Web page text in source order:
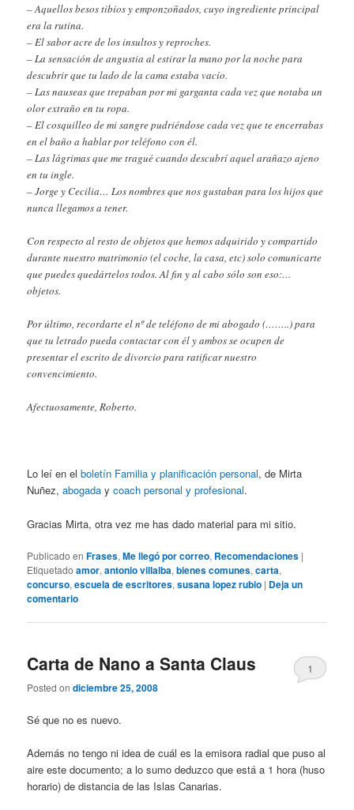
– Aquellos besos tibios y emponzoñados, cuyo ingrediente principal
era la rutina.
– El sabor acre de los insultos y reproches.
– La sensación de angustia al estirar la mano por la noche para
descubrir que tu lado de la cama estaba vacío.
– Las nauseas que trepaban por mi garganta cada vez que notaba un
olor extraño en tu ropa.
– El cosquilleo de mi sangre pudriéndose cada vez que te encerrabas
en el baño a hablar por teléfono con él.
– Las lágrimas que me tragué cuando descubrí aquel arañazo ajeno
en tu ingle.
– Jorge y Cecilia… Los nombres que nos gustaban para los hijos que
nunca llegamos a tener.
Con respecto al resto de objetos que hemos adquirido y compartido
durante nuestro matrimonio (el coche, la casa, etc) solo comunicarte
que puedes quedártelos todos. Al fin y al cabo sólo son eso:…
objetos.
Por último, recordarte el nº de teléfono de mi abogado (……..) para
que tu letrado pueda contactar con él y ambos se ocupen de
presentar el escrito de divorcio para ratificar nuestro
convencimiento.
Afectuosamente, Roberto.
Lo leí en elboletín Familia y planificación personal, de Mirta
Nuñez,abogada ycoach personal y profesional.
Gracias Mirta, otra vez me has dado material para mi sitio.
Publicado en Frases,Me llegó por correo, Recomendaciones |
Etiquetado amor,antonio villalba,bienes comunes,carta,
concurso,escuela de escritores,susana lopez rubio | Deja un
comentario
Carta de Nano a Santa Claus
Posted ondiciembre 25, 2008
1
Sé que no es nuevo.
Además no tengo ni idea de cuál es la emisora radial que puso al
aire este documento; a lo sumo deduzco que está a 1 hora (huso
horario) de distancia de las Islas Canarias.